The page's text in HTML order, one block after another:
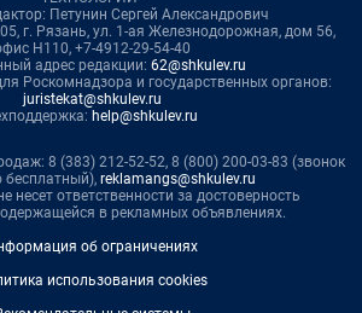
Петунин Сергей Александрович
г. Рязань, ул. 1-ая Железнодорожная, дом 56,
Н110, +7-4912-29-54-40
адрес редакции: 62@shkulev.ru
Роскомнадзора и государственных органов:
juristekat@shkulev.ru
help@shkulev.ru
8 (383) 212-52-52, 8 (800) 200-03-83 (звонок
бесплатный), reklamangs@shkulev.ru
несет ответственности за достоверность
в рекламных объявлениях.
об ограничениях
использования cookies